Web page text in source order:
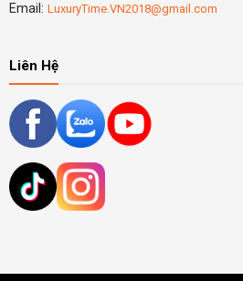
Email: LuxuryTime.VN2018@gmail.com
Liên Hệ